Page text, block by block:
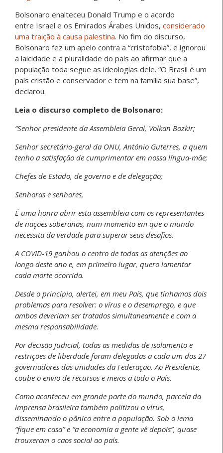
Bolsonaro enalteceu Donald Trump e o acordo
entre Israel e os Emirados Árabes Unidos, considerado
uma traição à causa palestina. No fim do discurso,
Bolsonaro fez um apelo contra a “cristofobia”, e ignorou
a laicidade e a pluralidade do país ao afirmar que a
população toda segue as ideologias dele. “O Brasil é um
país cristão e conservador e tem na família sua base”,
declarou.
Leia o discurso completo de Bolsonaro:
“Senhor presidente da Assembleia Geral, Volkan Bozkir;
Senhor secretário-geral da ONU, António Guterres, a quem
tenho a satisfação de cumprimentar em nossa língua-mãe;
Chefes de Estado, de governo e de delegação;
Senhoras e senhores,
É uma honra abrir esta assembleia com os representantes
de nações soberanas, num momento em que o mundo
necessita da verdade para superar seus desafios.
A COVID-19 ganhou o centro de todas as atenções ao
longo deste ano e, em primeiro lugar, quero lamentar
cada morte ocorrida.
Desde o princípio, alertei, em meu País, que tínhamos dois
problemas para resolver: o vírus e o desemprego, e que
ambos deveriam ser tratados simultaneamente e com a
mesma responsabilidade.
Por decisão judicial, todas as medidas de isolamento e
restrições de liberdade foram delegadas a cada um dos 27
governadores das unidades da Federação. Ao Presidente,
coube o envio de recursos e meios a todo o País.
Como aconteceu em grande parte do mundo, parcela da
imprensa brasileira também politizou o vírus,
disseminando o pânico entre a população. Sob o lema
“fique em casa” e “a economia a gente vê depois”, quase
trouxeram o caos social ao país.